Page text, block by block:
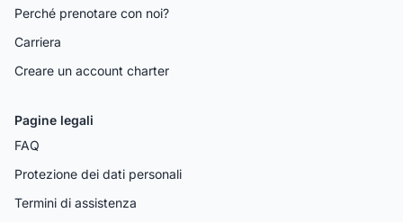
Perché prenotare con noi?
Carriera
Creare un account charter
Pagine legali
FAQ
Protezione dei dati personali
Termini di assistenza